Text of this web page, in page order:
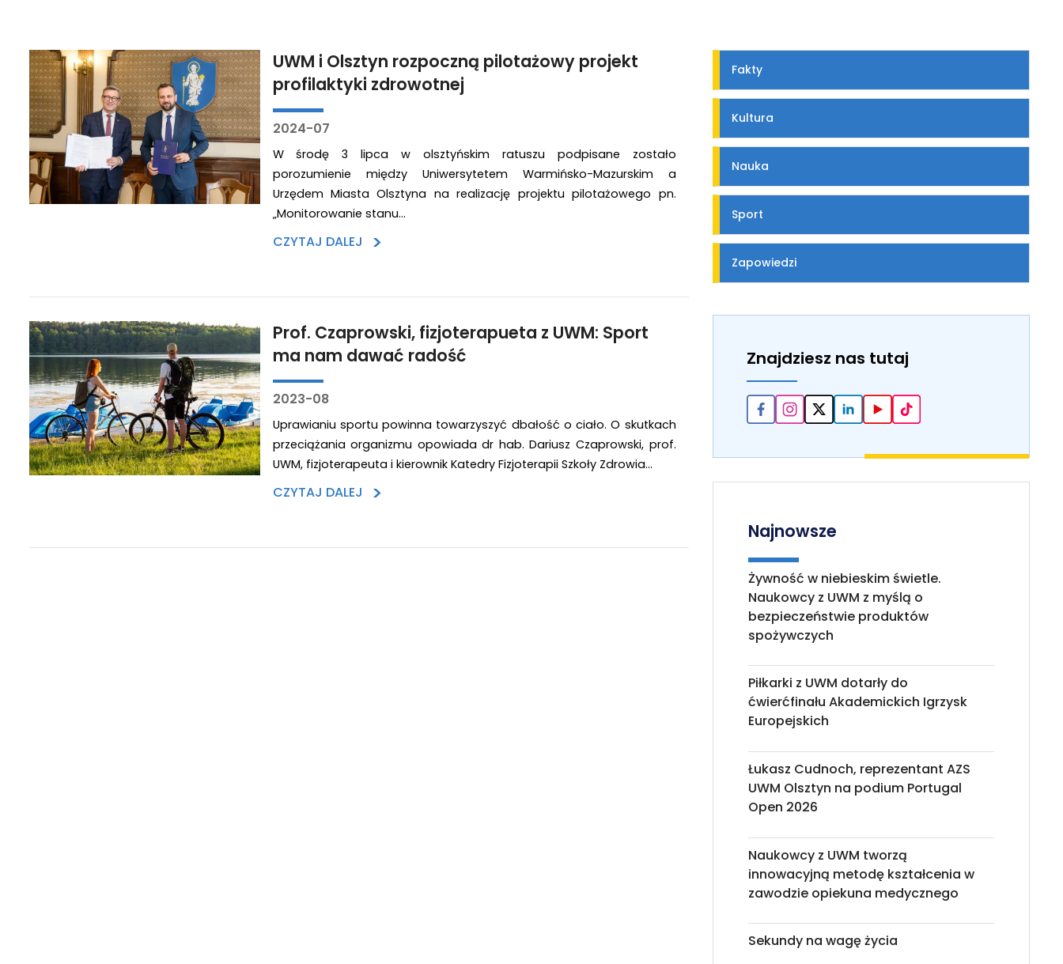
UWM i Olsztyn rozpoczną pilotażowy projekt
profilaktyki zdrowotnej
2024-07
W środę 3 lipca w olsztyńskim ratuszu podpisane zostało
porozumienie między Uniwersytetem Warmińsko-Mazurskim a
Urzędem Miasta Olsztyna na realizację projektu pilotażowego pn.
„Monitorowanie stanu…
CZYTAJ DALEJ >
Prof. Czaprowski, fizjoterapueta z UWM: Sport
ma nam dawać radość
2023-08
Uprawianiu sportu powinna towarzyszyć dbałość o ciało. O skutkach
przeciążania organizmu opowiada dr hab. Dariusz Czaprowski, prof.
UWM, fizjoterapeuta i kierownik Katedry Fizjoterapii Szkoły Zdrowia…
CZYTAJ DALEJ >
Fakty
Kultura
Nauka
Sport
Zapowiedzi
Znajdziesz nas tutaj
Najnowsze
Żywność w niebieskim świetle.
Naukowcy z UWM z myślą o
bezpieczeństwie produktów
spożywczych
Piłkarki z UWM dotarły do
ćwierćfinału Akademickich Igrzysk
Europejskich
Łukasz Cudnoch, reprezentant AZS
UWM Olsztyn na podium Portugal
Open 2026
Naukowcy z UWM tworzą
innowacyjną metodę kształcenia w
zawodzie opiekuna medycznego
Sekundy na wagę życia